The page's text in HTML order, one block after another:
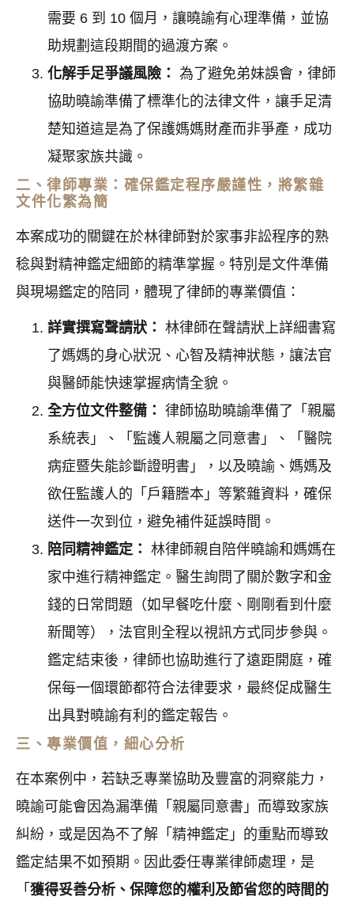
需要 6 到 10 個月，讓曉諭有心理準備，並協
助規劃這段期間的過渡方案。
化解手足爭議風險： 為了避免弟妹誤會，律師
協助曉諭準備了標準化的法律文件，讓手足清
楚知道這是為了保護媽媽財產而非爭產，成功
凝聚家族共識。
二、律師專業：確保鑑定程序嚴謹性，將繁雜
文件化繁為簡
本案成功的關鍵在於林律師對於家事非訟程序的熟
稔與對精神鑑定細節的精準掌握。特別是文件準備
與現場鑑定的陪同，體現了律師的專業價值：
詳實撰寫聲請狀： 林律師在聲請狀上詳細書寫
了媽媽的身心狀況、心智及精神狀態，讓法官
與醫師能快速掌握病情全貌。
全方位文件整備： 律師協助曉諭準備了「親屬
系統表」、「監護人親屬之同意書」、「醫院
病症暨失能診斷證明書」，以及曉諭、媽媽及
欲任監護人的「戶籍謄本」等繁雜資料，確保
送件一次到位，避免補件延誤時間。
陪同精神鑑定： 林律師親自陪伴曉諭和媽媽在
家中進行精神鑑定。醫生詢問了關於數字和金
錢的日常問題（如早餐吃什麼、剛剛看到什麼
新聞等），法官則全程以視訊方式同步參與。
鑑定結束後，律師也協助進行了遠距開庭，確
保每一個環節都符合法律要求，最終促成醫生
出具對曉諭有利的鑑定報告。
三、專業價值，細心分析
在本案例中，若缺乏專業協助及豐富的洞察能力，
曉諭可能會因為漏準備「親屬同意書」而導致家族
糾紛，或是因為不了解「精神鑑定」的重點而導致
鑑定結果不如預期。因此委任專業律師處理，是
「 獲得妥善分析、保障您的權利及節省您的時間的